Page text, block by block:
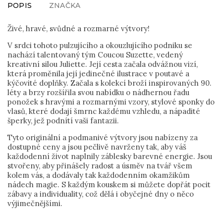
POPIS ZNAČKA
Živé, hravé, svůdné a rozmarné výtvory!
V srdci tohoto pulzujícího a okouzlujícího podniku se
nachází talentovaný tým Coucou Suzette, vedený
kreativní silou Juliette. Její cesta začala odvážnou vizí,
která proměnila její jedinečné ilustrace v poutavé a
kýčovité doplňky. Začala s kolekcí broží inspirovaných 90.
léty a brzy rozšířila svou nabídku o nádhernou řadu
ponožek s hravými a rozmarnými vzory, stylové sponky do
vlasů, které dodají šmrnc každému vzhledu, a nápadité
šperky, jež podnítí vaši fantazii.
Tyto originální a podmanivé výtvory jsou nabízeny za
dostupné ceny a jsou pečlivě navrženy tak, aby váš
každodenní život naplnily záblesky barevné energie. Jsou
stvořeny, aby přinášely radost a úsměv na tvář všem
kolem vás, a dodávaly tak každodenním okamžikům
nádech magie. S každým kouskem si můžete dopřát pocit
zábavy a individuality, což dělá i obyčejné dny o něco
výjimečnějšími.